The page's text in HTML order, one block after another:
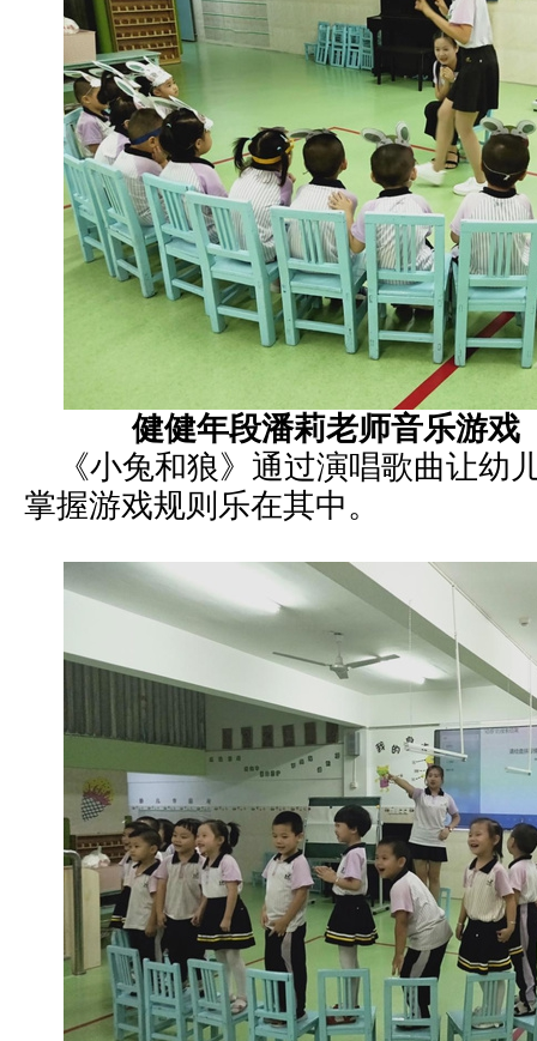
健健年段潘莉老师音乐游戏
《小兔和狼》通过演唱歌曲让幼
掌握游戏规则乐在其中。